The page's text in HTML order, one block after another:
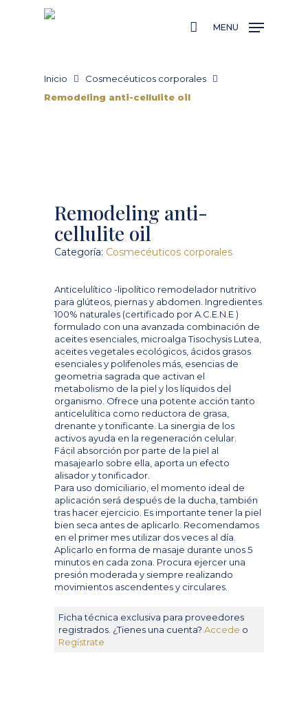
MENU
Inicio
Cosmecéuticos corporales
Remodeling anti-cellulite oil
Remodeling anti-
cellulite oil
Categoría: Cosmecéuticos corporales
Anticelulítico -lipolítico remodelador nutritivo
para glúteos, piernas y abdomen. Ingredientes
100% naturales (certificado por A.C.E.N.E )
formulado con una avanzada combinación de
aceites esenciales, microalga Tisochysis Lutea,
aceites vegetales ecológicos, ácidos grasos
esenciales y polifenoles más, esencias de
geometria sagrada que activan el
metabolismo de la piel y los líquidos del
organismo. Ofrece una potente acción tanto
anticelulítica como reductora de grasa,
drenante y tonificante. La sinergia de los
activos ayuda en la regeneración celular.
Fácil absorción por parte de la piel al
masajearlo sobre ella, aporta un efecto
alisador y tonificador.
Para uso domiciliario, el momento ideal de
aplicación será después de la ducha, también
tras hacer ejercicio. Es importante tener la piel
bien seca antes de aplicarlo. Recomendamos
en el primer mes utilizar dos veces al día.
Aplicarlo en forma de masaje durante unos 5
minutos en cada zona. Procura ejercer una
presión moderada y siempre realizando
movimientos ascendentes y circulares.
Ficha técnica exclusiva para proveedores
registrados. ¿Tienes una cuenta?Accede o
Regístrate